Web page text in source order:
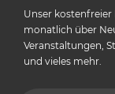
Unser
monatlich über
Veranstaltungen,
und vieles mehr.